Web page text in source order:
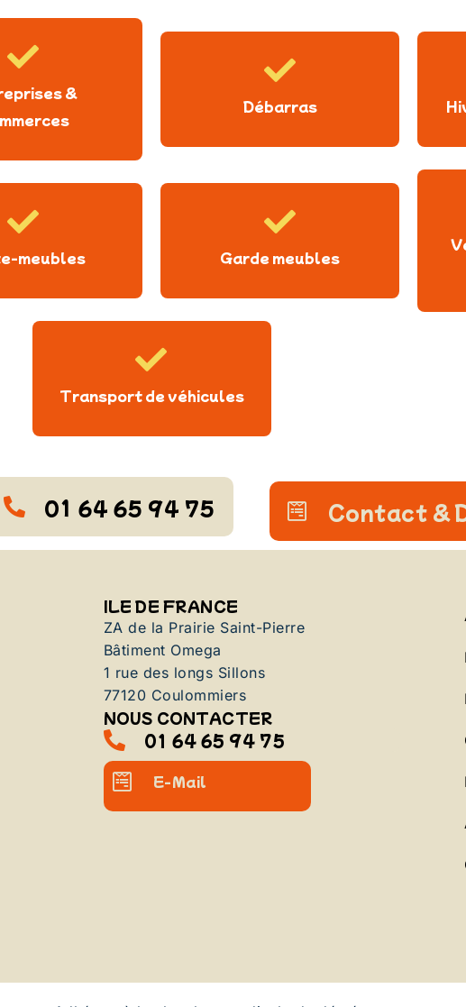
&
Débarras
meubles Garde meubles
Transport de véhicules
01 64 65 94 75 Contact &
ILE DE FRANCE
ZA de la Prairie Saint-Pierre
Bâtiment Omega
1 rue des longs Sillons
77120 Coulommiers
NOUS CONTACTER
01 64 65 94 75
E-Mail